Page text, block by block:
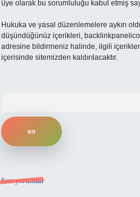
üye olarak bu sorumluluğu kabul etmiş
Hukuka ve yasal düzenlemelere aykırı
düşündüğünüz içerikleri,
adresine bildirmeniz halinde, ilgili
içerisinde sitemizden kaldırılacaktır.
Son yorumlar